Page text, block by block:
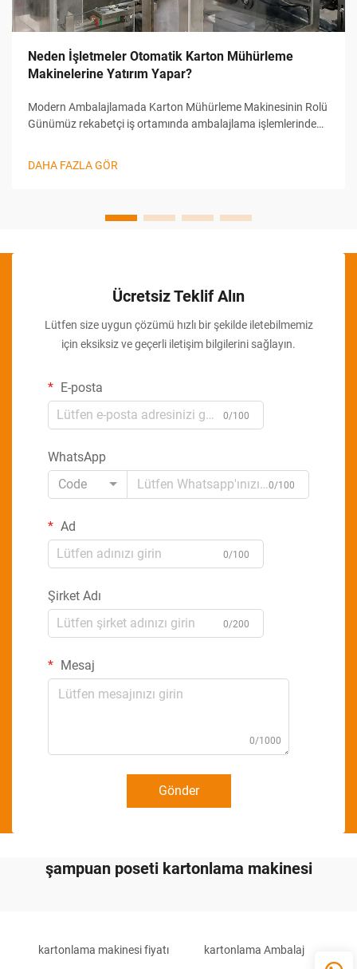
Neden İşletmeler Otomatik Karton Mühürleme
Makinelerine Yatırım Yapar?
Modern Ambalajlamada Karton Mühürleme Makinesinin Rolü
Günümüz rekabetçi iş ortamında ambalajlama işlemlerinde
Karton Mühürleme Makinesi, bu alanda sahip olunması
DAHA FAZLA GÖR
Ücretsiz Teklif Alın
Lütfen size uygun çözümü hızlı bir şekilde iletebilmemiz
için eksiksiz ve geçerli iletişim bilgilerini sağlayın.
E-posta
0/100
WhatsApp
Code
0/100
Ad
0/100
Şirket Adı
0/200
Mesaj
0/1000
Gönder
şampuan poseti kartonlama makinesi
kartonlama makinesi fiyatı kartonlama Ambalaj